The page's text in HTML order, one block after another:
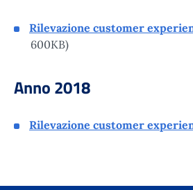
Rilevazione customer
600KB)
Anno 2018
Rilevazione customer